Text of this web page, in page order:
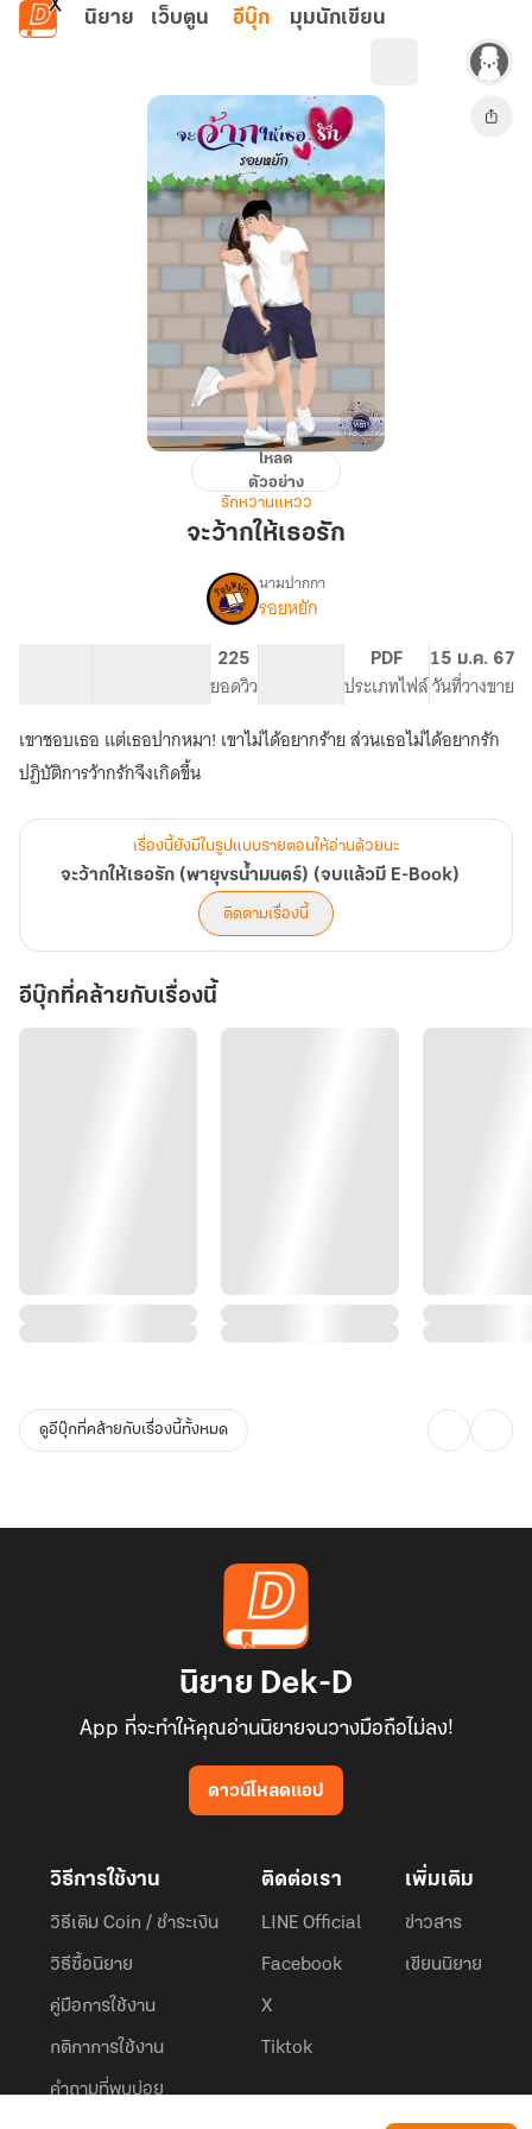
ข้ามไปยังเนื้อหาหลัก
นิยาย เว็บตูน อีบุ๊ก มุมนักเขียน
โหลด
ตัวอย่าง
รักหวานแหวว
จะว้ากให้เธอรัก
เรื่อง
เธอ
รัก
แล้ว
มี
E-
Book)
นามปากกา
รอยหยัก
225
ยอดวิว
PDF
ประเภทไฟล์
15 ม.ค. 67
วันที่วางขาย
เขาชอบเธอ แต่เธอปากหมา! เขาไม่ได้อยากร้าย ส่วนเธอไม่ได้อยากรัก
ปฏิบัติการว้ากรักจึงเกิดขึ้น
เรื่องนี้ยังมีในรูปแบบรายตอนให้อ่านด้วยนะ
จะว้ากให้เธอรัก (พายุvsน้ำมนตร์) (จบแล้วมี E-Book)
ติดตามเรื่องนี้
อีบุ๊กที่คล้ายกับเรื่องนี้
ดูอีบุ๊กที่คล้ายกับเรื่องนี้ทั้งหมด
นิยาย Dek-D
App ที่จะทำให้คุณอ่านนิยายจนวางมือถือไม่ลง!
ดาวน์โหลดแอป
วิธีการใช้งาน
วิธีเติม Coin / ชำระเงิน
วิธีซื้อนิยาย
คู่มือการใช้งาน
กติกาการใช้งาน
คำถามที่พบบ่อย
ติดต่อเรา
LINE Official
Facebook
X
Tiktok
เพิ่มเติม
ข่าวสาร
เขียนนิยาย